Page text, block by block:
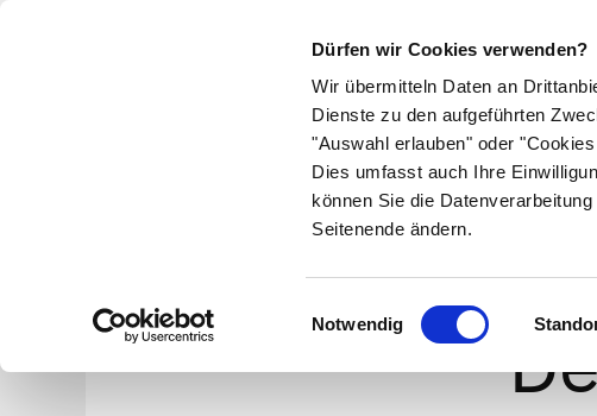
Dürfen wir Cookies verwenden?
Wir übermitteln Daten an
Dienste zu den aufgeführten
"Auswahl erlauben" oder
Dies umfasst auch Ihre
können Sie die
Seitenende ändern.
Einwilligungsauswahl
Notwendig
Symptome Therapie